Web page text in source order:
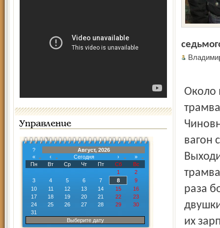
Управление
?
Август, 2026
«
‹ Сегодня ›
»
Пн
Вт Ср Чт Пт Сб
Вс
1
2
3
4 5 6 7 8
9
10
11 12 13 14 15
16
17
18 19 20 21 22
23
24
25 26 27 28 29
30
31
Выберите дату
Около
вагон
раза
их